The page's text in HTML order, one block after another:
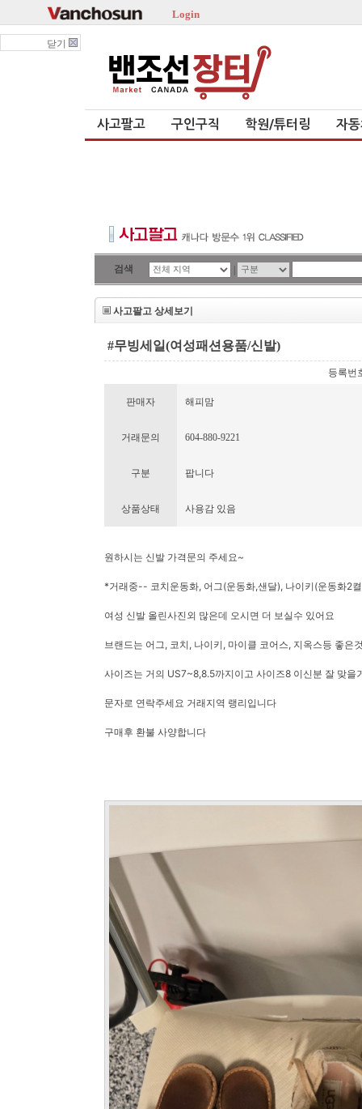
Login
닫기
사고팔고 구인구직 학원/튜터링 자
검색 |
사고팔고 상세보기
#무빙세일(여성패션용품/신발)
등록번
판매자 해피맘
거래문의 604-880-9221
구분 팝니다
상품상태 사용감 있음
원하시는 신발 가격문의 주세요~
*거래중-- 코치운동화, 어그(운동화,샌달), 나이키(운동화2
여성 신발 올린사진외 많은데 오시면 더 보실수 있어요
브랜드는 어그, 코치, 나이키, 마이클 코어스, 지옥스등 좋은
사이즈는 거의 US7~8,8.5까지이고 사이즈8 이신분 잘 맞을
문자로 연락주세요 거래지역 랭리입니다
구매후 환불 사양합니다